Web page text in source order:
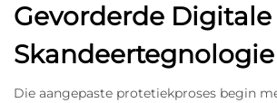
Gevorderde Digitale
Skandeertegnologie
Die aangepaste protetiekproses begin